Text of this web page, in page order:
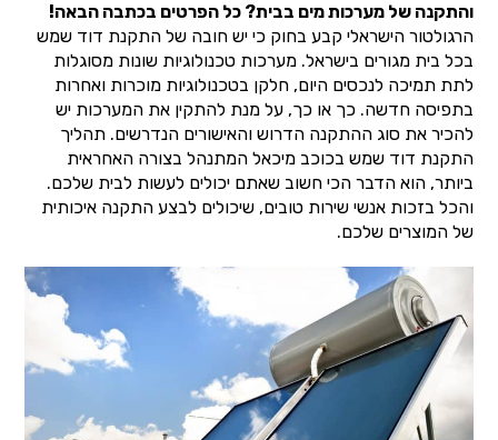
והתקנה של מערכות מים בבית? כל הפרטים בכתבה הבאה!
הרגולטור הישראלי קבע בחוק כי יש חובה של התקנת דוד שמש
בכל בית מגורים בישראל. מערכות טכנולוגיות שונות מסוגלות
לתת תמיכה לנכסים היום, חלקן בטכנולוגיות מוכרות ואחרות
בתפיסה חדשה. כך או כך, על מנת להתקין את המערכות יש
להכיר את סוג ההתקנה הדרוש והאישורים הנדרשים. תהליך
התקנת דוד שמש בכוכב מיכאל המתנהל בצורה האחראית
ביותר, הוא הדבר הכי חשוב שאתם יכולים לעשות לבית שלכם.
והכל בזכות אנשי שירות טובים, שיכולים לבצע התקנה איכותית
של המוצרים שלכם.